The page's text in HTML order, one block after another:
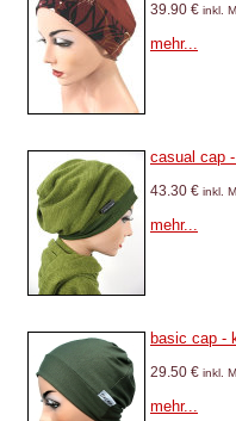
39.90 € inkl.
mehr...
casual cap
43.30 € inkl.
mehr...
basic cap -
29.50 € inkl.
mehr...